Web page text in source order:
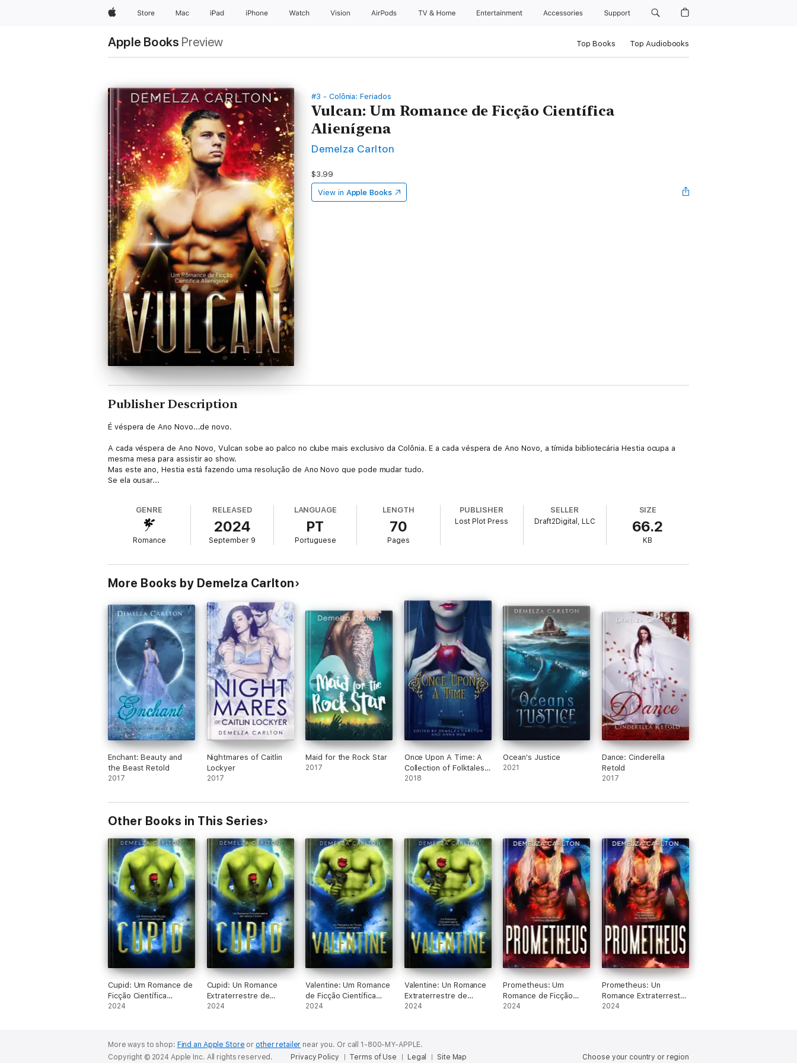
AppleStore Mac iPad iPhone Watch Vision AirPods TV & Home Entertainment Accessories Support
Apple Books Preview Top Books Top Audiobooks
#3 - Colônia: Feriados
Vulcan: Um Romance de Ficção Científica
Alienígena
Demelza Carlton
$3.99
View in Apple Books
Publisher Description
É véspera de Ano Novo...de novo.
A cada véspera de Ano Novo, Vulcan sobe ao palco no clube mais exclusivo da Colônia. E a cada véspera de Ano Novo, a tímida bibliotecária Hestia ocupa a
mesma mesa para assistir ao show.
Mas este ano, Hestia está fazendo uma resolução de Ano Novo que pode mudar tudo.
Se ela ousar...
GENRE
Romance
RELEASED
2024
September 9
LANGUAGE
PT
Portuguese
LENGTH
70
Pages
PUBLISHER
Lost Plot Press
SELLER
Draft2Digital, LLC
SIZE
66.2
KB
More Books by Demelza Carlton
Enchant: Beauty and
the Beast Retold
2017
Nightmares of Caitlin
Lockyer
2017
Maid for the Rock Star
2017
Once Upon A Time: A
Collection of Folktales,
Fairytales and Legends
2018
Ocean's Justice
2021
Dance: Cinderella
Retold
2017
Other Books in This Series
Cupid: Um Romance de
Ficção Científica
Alienígena
2024
Cupid: Un Romance
Extraterrestre de
Ciencia Ficción
2024
Valentine: Um Romance
de Ficção Científica
Alienígena
2024
Valentine: Un Romance
Extraterrestre de
Ciencia Ficción
2024
Prometheus: Um
Romance de Ficção
Científica Alienígena
2024
Prometheus: Un
Romance Extraterrestre
de Ciencia Ficción
2024
More ways to shop: Find an Apple Store or other retailer near you. Or call 1-800-MY-APPLE.
Choose your country or region
Copyright © 2024 Apple Inc. All rights reserved. Privacy Policy Terms of Use Legal Site Map